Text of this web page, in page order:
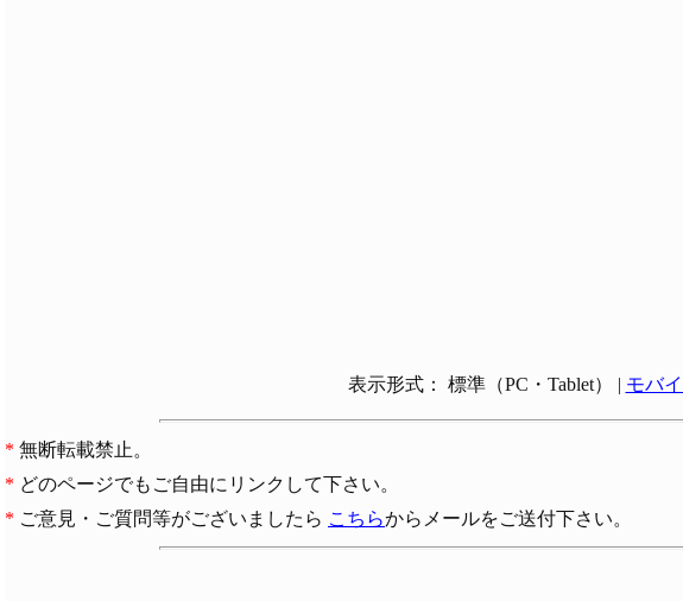
表示形式： 標準（PC・Tablet） | モバ
* 無断転載禁止。
* どのページでもご自由にリンクして下さい。
* ご意見・ご質問等がございましたら こちらからメールをご送付下さい。